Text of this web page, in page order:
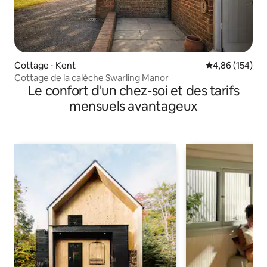
Cottage ⋅ Kent Évaluation
4,86 (154)
Cottage de la calèche Swarling Manor
Le confort d'un chez-soi et des tarifs
mensuels avantageux